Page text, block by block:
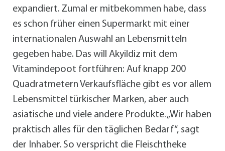
expandiert. Zumal er mitbekommen habe, dass
es schon früher einen Supermarkt mit einer
internationalen Auswahl an Lebensmitteln
gegeben habe. Das will Akyildiz mit dem
Vitamindepoot fortführen: Auf knapp 200
Quadratmetern Verkaufsfläche gibt es vor allem
Lebensmittel türkischer Marken, aber auch
asiatische und viele andere Produkte. „Wir haben
praktisch alles für den täglichen Bedarf“, sagt
der Inhaber. So verspricht die Fleischtheke